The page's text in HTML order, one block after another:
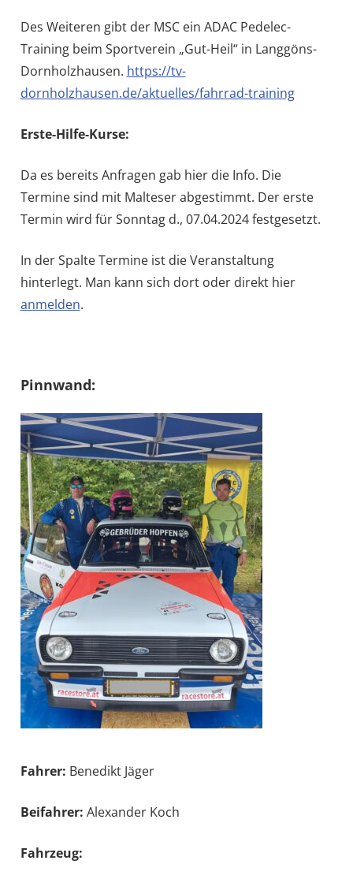
Des Weiteren gibt der MSC ein ADAC Pedelec-
Training beim Sportverein „Gut-Heil“ in Langgöns-
Dornholzhausen. https://tv-
dornholzhausen.de/aktuelles/fahrrad-training
Erste-Hilfe-Kurse:
Da es bereits Anfragen gab hier die Info. Die
Termine sind mit Malteser abgestimmt. Der erste
Termin wird für Sonntag d., 07.04.2024 festgesetzt.
In der Spalte Termine ist die Veranstaltung
hinterlegt. Man kann sich dort oder direkt hier
anmelden.
Pinnwand:
Fahrer: Benedikt Jäger
Beifahrer: Alexander Koch
Fahrzeug: